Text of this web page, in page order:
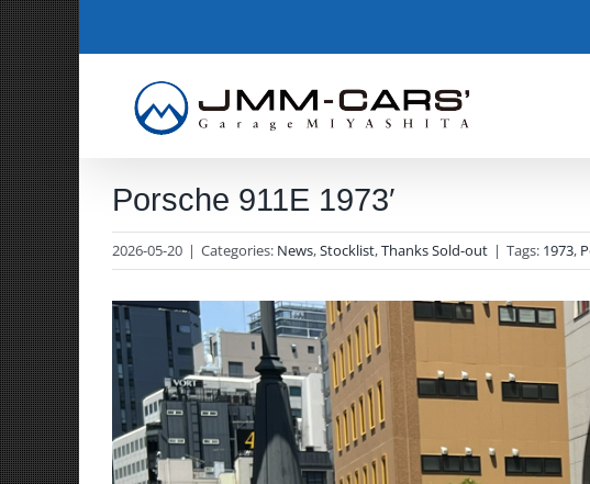
Skip
to
content
Porsche 911E 1973′
2026-05-20 | Categories: News,Stocklist,Thanks Sold-out | Tags: 1973,